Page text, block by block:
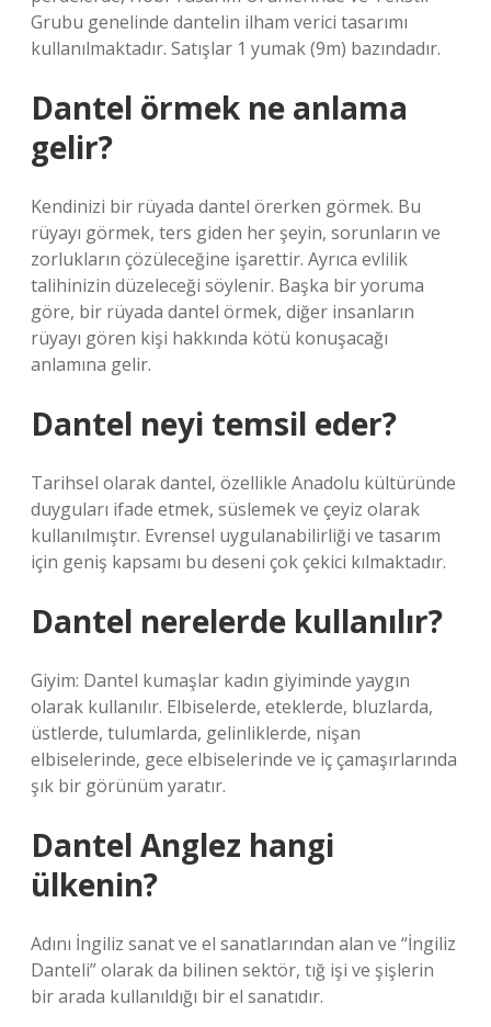
Grubu genelinde dantelin ilham verici tasarımı
kullanılmaktadır. Satışlar 1 yumak (9m) bazındadır.
Dantel örmek ne anlama
gelir?
Kendinizi bir rüyada dantel örerken görmek. Bu
rüyayı görmek, ters giden her şeyin, sorunların ve
zorlukların çözüleceğine işarettir. Ayrıca evlilik
talihinizin düzeleceği söylenir. Başka bir yoruma
göre, bir rüyada dantel örmek, diğer insanların
rüyayı gören kişi hakkında kötü konuşacağı
anlamına gelir.
Dantel neyi temsil eder?
Tarihsel olarak dantel, özellikle Anadolu kültüründe
duyguları ifade etmek, süslemek ve çeyiz olarak
kullanılmıştır. Evrensel uygulanabilirliği ve tasarım
için geniş kapsamı bu deseni çok çekici kılmaktadır.
Dantel nerelerde kullanılır?
Giyim: Dantel kumaşlar kadın giyiminde yaygın
olarak kullanılır. Elbiselerde, eteklerde, bluzlarda,
üstlerde, tulumlarda, gelinliklerde, nişan
elbiselerinde, gece elbiselerinde ve iç çamaşırlarında
şık bir görünüm yaratır.
Dantel Anglez hangi
ülkenin?
Adını İngiliz sanat ve el sanatlarından alan ve “İngiliz
Danteli” olarak da bilinen sektör, tığ işi ve şişlerin
bir arada kullanıldığı bir el sanatıdır.